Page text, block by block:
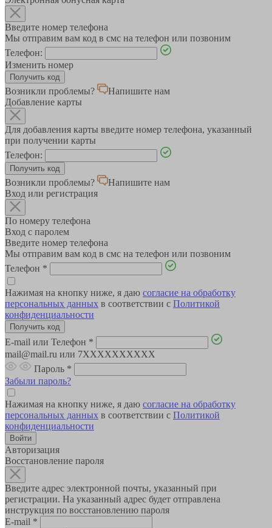
Введите номер телефона
Мы отправим вам код в смс на телефон или позвоним
Телефон:
Изменить номер
Возникли проблемы?
Напишите нам
Добавление карты
Для добавления карты введите номер телефона, указанный
при получении карты
Телефон:
Возникли проблемы?
Напишите нам
Вход или регистрация
По номеру телефона
Вход с паролем
Введите номер телефона
Мы отправим вам код в смс на телефон или позвоним
Телефон *
Нажимая на кнопку ниже, я даю согласие на обработку
персональных данных в соответствии с Политикой
конфиденциальности
E-mail или Телефон *
mail@mail.ru или 7XXXXXXXXXX
Пароль *
Забыли пароль?
Нажимая на кнопку ниже, я даю согласие на обработку
персональных данных в соответствии с Политикой
конфиденциальности
Авторизация
Восстановление пароля
Введите адрес электронной почты, указанный при
регистрации. На указанный адрес будет отправлена
инструкция по восстановлению пароля
E-mail *